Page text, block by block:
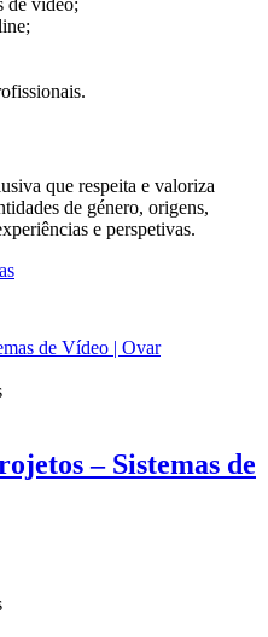
de vídeo;
que respeita e valoriza
de género, origens,
e perspetivas.
de Vídeo | Ovar
– Sistemas de